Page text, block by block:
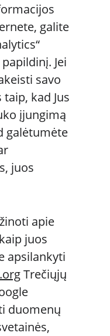
galite
Jei
savo
kad Jus
įjungimą
galėtumėte
juos
apie
juos
apsilankyti
Trečiųjų
duomenų